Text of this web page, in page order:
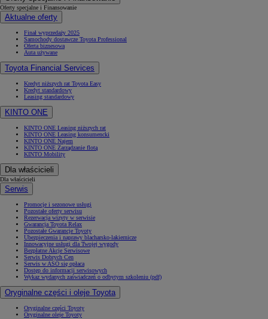
Oferty specjalne i Finansowanie
Aktualne oferty
Finał wyprzedaży 2025
Samochody dostawcze Toyota Professional
Oferta biznesowa
Auta używane
Toyota Financial Services
Kredyt niższych rat Toyota Easy
Kredyt standardowy
Leasing standardowy
KINTO ONE
KINTO ONE Leasing niższych rat
KINTO ONE Leasing konsumencki
KINTO ONE Najem
KINTO ONE Zarządzanie flotą
KINTO Mobility
Dla właścicieli
Dla właścicieli
Serwis
Promocje i sezonowe usługi
Pozostałe oferty serwisu
Rezerwacja wizyty w serwisie
Gwarancja Toyota Relax
Pozostałe Gwarancje Toyoty
Ubezpieczenia i naprawy blacharsko-lakiernicze
Innowacyjne usługi dla Twojej wygody
Bezpłatne Akcje Serwisowe
Serwis Dobrych Cen
Serwis w ASO się opłaca
Dostęp do informacji serwisowych
Wykaz wydanych zaświadczeń o odbytym szkoleniu (pdf)
Oryginalne części i oleje Toyota
Oryginalne części Toyoty
Oryginalne oleje Toyoty